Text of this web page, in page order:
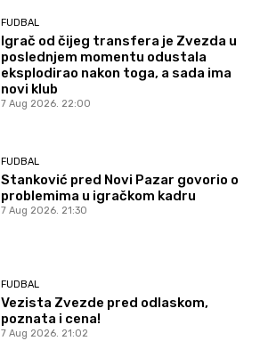
FUDBAL
Igrač od čijeg transfera je Zvezda u
poslednjem momentu odustala
eksplodirao nakon toga, a sada ima
novi klub
7 Aug 2026. 22:00
FUDBAL
Stanković pred Novi Pazar govorio o
problemima u igračkom kadru
7 Aug 2026. 21:30
FUDBAL
Vezista Zvezde pred odlaskom,
poznata i cena!
7 Aug 2026. 21:02